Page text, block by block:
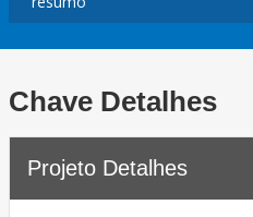
Chave Detalhes
Projeto Detalhes